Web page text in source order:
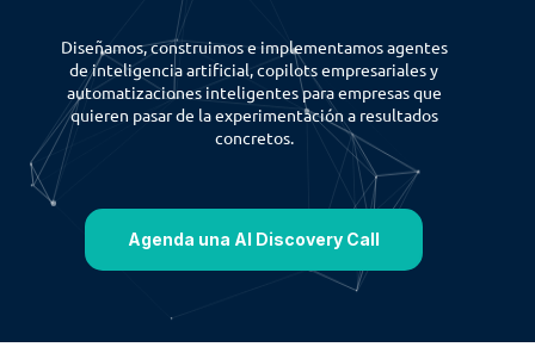
Diseñamos, construimos e implementamos agentes
de inteligencia artificial, copilots empresariales y
automatizaciones inteligentes para empresas que
quieren pasar de la experimentación a resultados
concretos.
Agenda una AI Discovery Call